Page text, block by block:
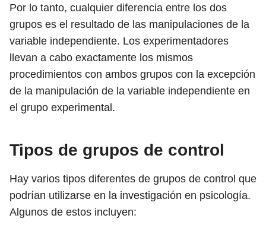
Por lo tanto, cualquier diferencia entre los dos
grupos es el resultado de las manipulaciones de la
variable independiente. Los experimentadores
llevan a cabo exactamente los mismos
procedimientos con ambos grupos con la excepción
de la manipulación de la variable independiente en
el grupo experimental.
Tipos de grupos de control
Hay varios tipos diferentes de grupos de control que
podrían utilizarse en la investigación en psicología.
Algunos de estos incluyen: